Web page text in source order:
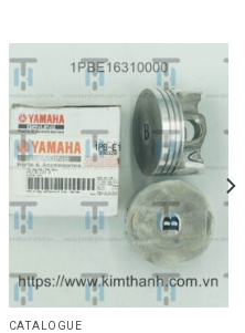
CATALOGUE